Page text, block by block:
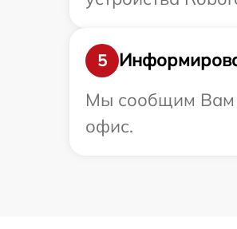
5
Мы сообщим Вам
офис.